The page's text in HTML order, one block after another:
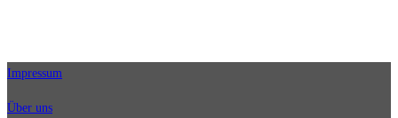
Impressum
Über uns